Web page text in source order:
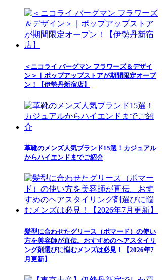
＜ニコライ バーグマン フラワーズ＆デザイ
ン＞｜ポップアップストアが期間限定オープ
ン！【伊勢丹新宿店】
革靴のメンズ人気ブランド15選！カジュアル
からハイエンドまでご紹介
髪型に合わせたグリース（ポマード）の使い
方を美容師が直伝。おすすめのヘアスタイリ
ング剤選びに悩むメンズは必見！【2026年7
月更新】